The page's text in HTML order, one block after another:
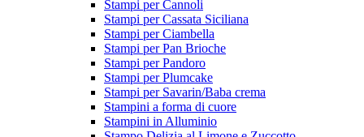
Stampi per Cannoli
Stampi per Cassata Siciliana
Stampi per Ciambella
Stampi per Pan Brioche
Stampi per Pandoro
Stampi per Plumcake
Stampi per Savarin/Baba crema
Stampini a forma di cuore
Stampini in Alluminio